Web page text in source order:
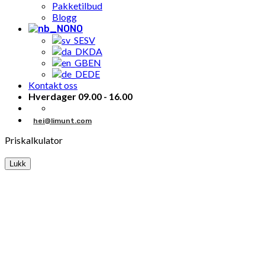
Pakketilbud
Blogg
NO
SV
DA
EN
DE
Kontakt oss
Hverdager 09.00 - 16.00
hei@limunt.com
Priskalkulator
Lukk